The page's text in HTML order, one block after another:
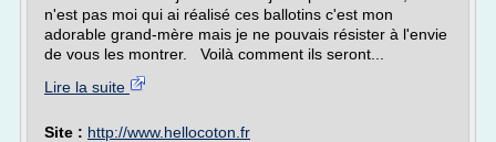
n'est pas moi qui ai réalisé ces ballotins c'est mon
adorable grand-mère mais je ne pouvais résister à l'envie
de vous les montrer. Voilà comment ils seront...
Lire la suite
Site : http://www.hellocoton.fr